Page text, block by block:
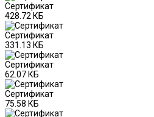
Сертификат
428.72 КБ
Сертификат
331.13 КБ
Сертификат
62.07 КБ
Сертификат
75.58 КБ